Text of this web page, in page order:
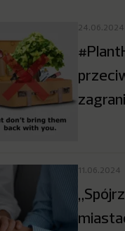
24.06.2024
11.06.2024